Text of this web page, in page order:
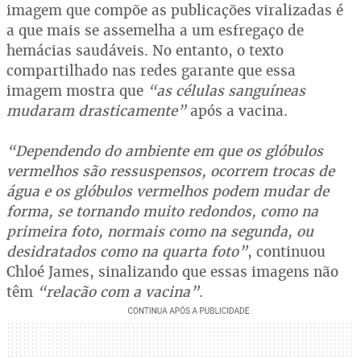
imagem que compõe as publicações viralizadas é
a que mais se assemelha a um esfregaço de
hemácias saudáveis. No entanto, o texto
compartilhado nas redes garante que essa
imagem mostra que “as células sanguíneas
mudaram drasticamente”após a vacina.
“Dependendo do ambiente em que os glóbulos
vermelhos são ressuspensos, ocorrem trocas de
água e os glóbulos vermelhos podem mudar de
forma, se tornando muito redondos, como na
primeira foto, normais como na segunda, ou
desidratados como na quarta foto”, continuou
Chloé James, sinalizando que essas imagens não
têm “relação com a vacina”.